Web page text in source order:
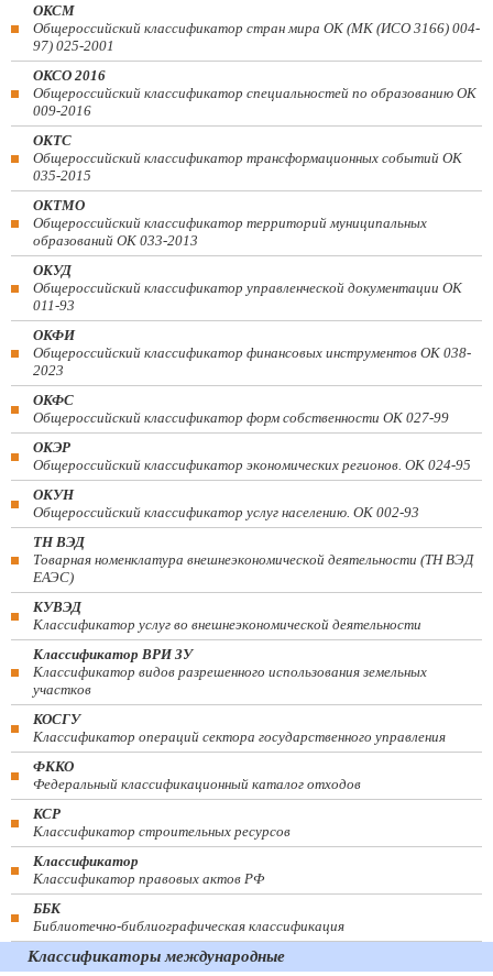
ОКСМ
Общероссийский классификатор стран мира ОК (МК (ИСО 3166) 004-
97) 025-2001
ОКСО 2016
Общероссийский классификатор специальностей по образованию ОК
009-2016
ОКТС
Общероссийский классификатор трансформационных событий ОК
035-2015
ОКТМО
Общероссийский классификатор территорий муниципальных
образований ОК 033-2013
ОКУД
Общероссийский классификатор управленческой документации ОК
011-93
ОКФИ
Общероссийский классификатор финансовых инструментов OK 038-
2023
ОКФС
Общероссийский классификатор форм собственности ОК 027-99
ОКЭР
Общероссийский классификатор экономических регионов. ОК 024-95
ОКУН
Общероссийский классификатор услуг населению. ОК 002-93
ТН ВЭД
Товарная номенклатура внешнеэкономической деятельности (ТН ВЭД
ЕАЭС)
КУВЭД
Классификатор услуг во внешнеэкономической деятельности
Классификатор ВРИ ЗУ
Классификатор видов разрешенного использования земельных
участков
КОСГУ
Классификатор операций сектора государственного управления
ФККО
Федеральный классификационный каталог отходов
КСР
Классификатор строительных ресурсов
Классификатор
Классификатор правовых актов РФ
ББК
Библиотечно-библиографическая классификация
Классификаторы международные